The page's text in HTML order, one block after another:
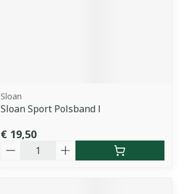
Sloan
Sloan Sport Polsband l
€ 19,50